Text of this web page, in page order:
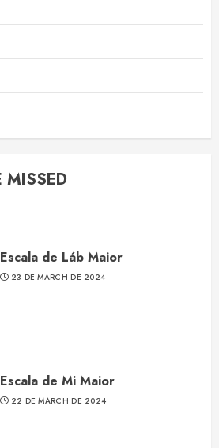
MISSED
Escala de Láb Maior
23 DE MARCH DE 2024
Escala de Mi Maior
22 DE MARCH DE 2024